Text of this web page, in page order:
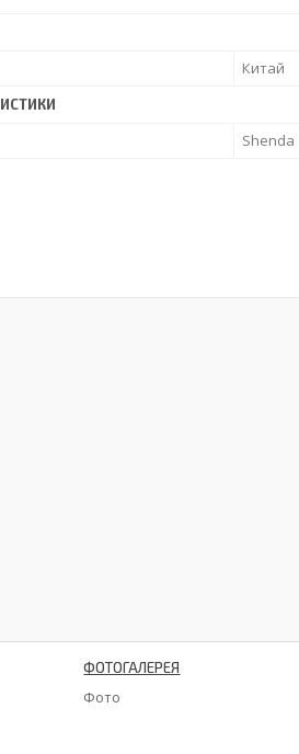
Китай
Shenda
ФОТОГАЛЕРЕЯ
Фото